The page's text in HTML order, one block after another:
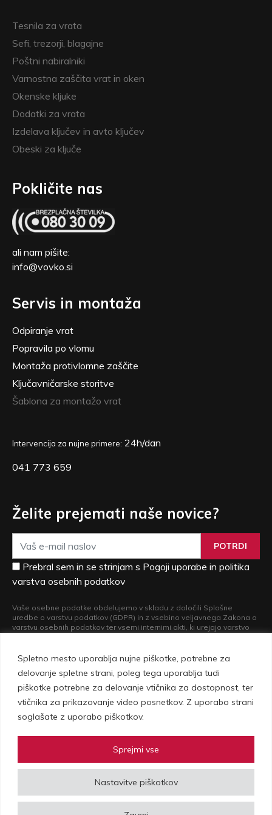
Spletno mesto uporablja nujne piškotke, potrebne za
delovanje spletne strani, poleg tega uporablja tudi
piškotke potrebne za delovanje vtičnika za dostopnost, ter
vtičnika za prikazovanje video posnetkov. Z uporabo strani
soglašate z uporabo piškotkov.
Nastavitve piškotkov
Sprejmi vse
Tesnila za vrata
Sefi, trezorji, blagajne
Poštni nabiralniki
Varnostna zaščita vrat in oken
Okenske kljuke
Dodatki za vrata
Izdelava ključev in avto ključev
Obeski za ključe
Pokličite nas
ali nam pišite:
info@vovko.si
Servis in montaža
Odpiranje vrat
Popravila po vlomu
Montaža protivlomne zaščite
Ključavničarske storitve
Šablona za montažo vrat
Intervencija za nujne primere: 24h/dan
041 773 659
Želite prejemati naše novice?
POTRDI
Prebral sem in se strinjam s Pogoji uporabe in politika
varstva osebnih podatkov
Vaše osebne podatke obdelujemo v skladu z določili Splošne
uredbe o varstvu podatkov (GDPR) in z vsebino veljavnega Zakona o
varstvu osebnih podatkov ter vsemi internimi akti, ki urejajo varstvo
osebnih podatkov
Vovko d.o.o., Setnikarjeva 1, 1000 Ljubljana | © Copyright 2026 Vovko -
vse pravice pridržane |Pogoji uporabe in politika zasebnosti